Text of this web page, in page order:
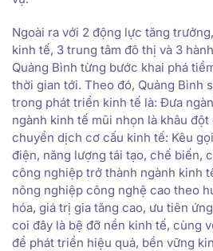
Ngoài ra với 2 động lực tăng
kinh tế, 3 trung tâm đô thị và 3
Quảng Bình từng bước khai phá
thời gian tới. Theo đó, Quảng Bình
trong phát triển kinh tế là: Đưa
ngành kinh tế mũi nhọn là khâu
chuyển dịch cơ cấu kinh tế: Kêu
điện, năng lượng tái tạo, chế biến,
công nghiệp trở thành ngành kinh
nông nghiệp công nghệ cao theo
hóa, giá trị gia tăng cao, ưu tiên
coi đây là bệ đỡ nền kinh tế, cùng
để phát triển hiệu quả, bền vững